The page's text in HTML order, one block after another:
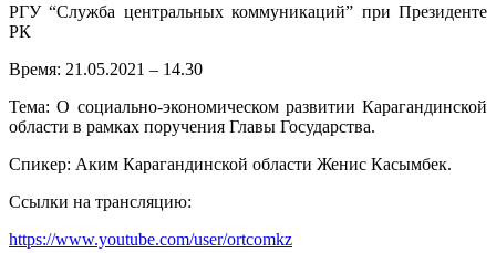
РГУ “Служба центральных коммуникаций” при Президенте
РК
Время: 21.05.2021 – 14.30
Тема: О социально-экономическом развитии Карагандинской
области в рамках поручения Главы Государства.
Спикер: Аким Карагандинской области Женис Касымбек.
Ссылки на трансляцию:
https://www.youtube.com/user/ortcomkz